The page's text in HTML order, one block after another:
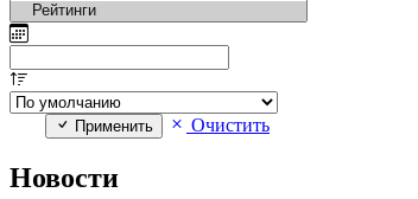
Применить Очистить
Новости